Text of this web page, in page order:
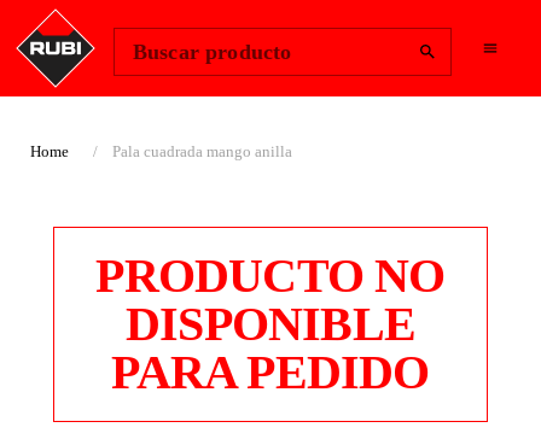
Buscar producto
Home Pala cuadrada mango anilla
PRODUCTO NO
DISPONIBLE
PARA PEDIDO